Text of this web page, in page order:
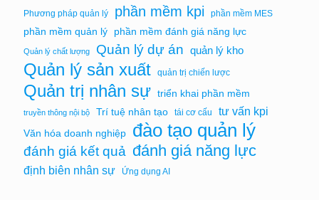
Phương pháp quản lý
phần mềm kpi phần mềm MES
phần mềm quản lý phần mềm đánh giá năng lực
Quản lý chất lượng Quản lý dự án quản lý kho
Quản lý sản xuất quản trị chiến lược
Quản trị nhân sự triển khai phần mềm
truyền thông nội bộ Trí tuệ nhân tạo tái cơ cấu tư vấn kpi
Văn hóa doanh nghiệp đào tạo quản lý
đánh giá kết quả đánh giá năng lực
định biên nhân sự Ứng dụng AI